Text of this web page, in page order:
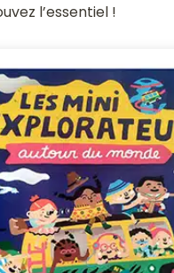
l’essentiel !